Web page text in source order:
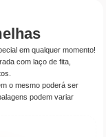
em qualquer momento!
com laço de fita,
o mesmo poderá ser
podem variar